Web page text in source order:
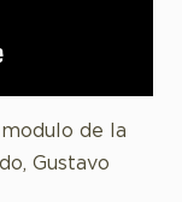
de la
Gustavo